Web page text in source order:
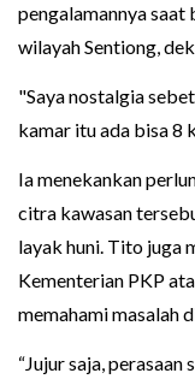
pengalamannya
wilayah Sentiong,
"Saya nostalgia
kamar itu ada bisa 8
Ia menekankan
citra kawasan
layak huni. Tito juga
Kementerian PKP
memahami masalah
“Jujur saja,